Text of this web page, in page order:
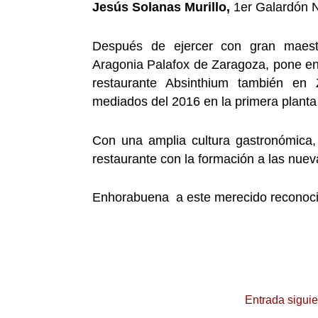
Jesús Solanas Murillo, 1er Galardón
Después de ejercer con gran
Aragonia Palafox de Zaragoza, pone
restaurante Absinthium también
mediados del 2016 en la primera
Con una amplia cultura
restaurante con la formación a las
Enhorabuena a este merecido
Entrada